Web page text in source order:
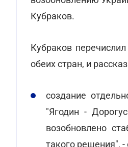
Кубраков.
Кубраков
обеих стран, и
создание
"Ягодин -
возобновлено
такого решения",